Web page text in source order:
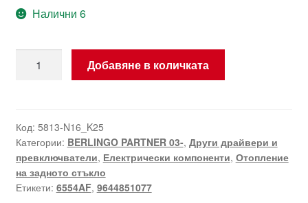
Налични 6
подгряване
на
задното
стъкло
Ситроен
Добавяне в количката
Код: 5813-N16_K25
Категории: BERLINGO PARTNER 03-, Други драйвери и
превключватели, Електрически компоненти, Отопление
на задното стъкло
Етикети: 6554AF, 9644851077